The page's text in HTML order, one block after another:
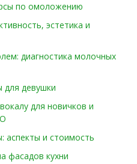
по омоложению
эстетика и
диагностика молочных
для девушки
для новичков и
аспекты и стоимость
фасадов кухни